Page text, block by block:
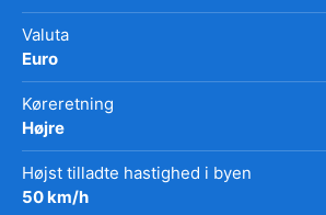
Valuta
Euro
Køreretning
Højre
Højst tilladte hastighed i byen
50 km/h